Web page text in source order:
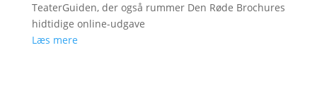
TeaterGuiden, der også rummer Den Røde Brochures
hidtidige online-udgave
Læs mere